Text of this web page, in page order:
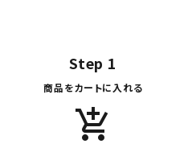
Step 1
商品をカートに入れる
add_shopping_cart